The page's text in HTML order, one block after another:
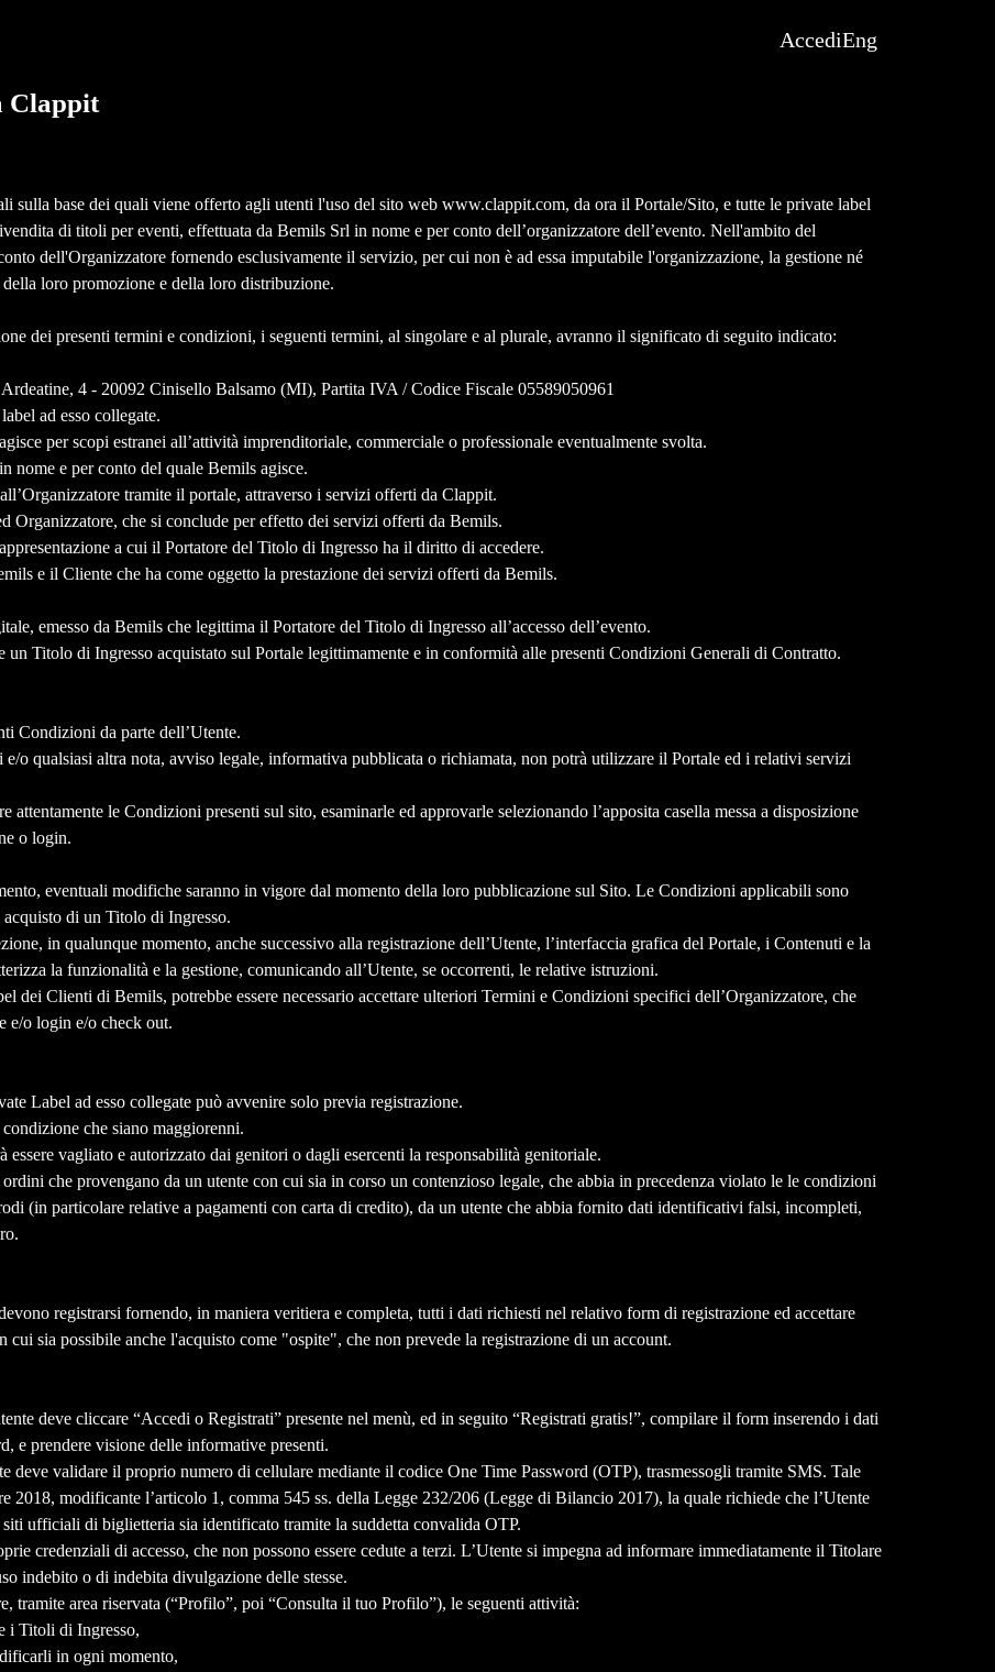
AccediEng
Clappit
sulla base dei quali viene offerto agli utenti l'uso del sito web www.clappit.com, da ora il Portale/Sito, e tutte le private label
di titoli per eventi, effettuata da Bemils Srl in nome e per conto dell’organizzatore dell’evento. Nell'ambito del
dell'Organizzatore fornendo esclusivamente il servizio, per cui non è ad essa imputabile l'organizzazione, la gestione né
loro promozione e della loro distribuzione.
dei presenti termini e condizioni, i seguenti termini, al singolare e al plurale, avranno il significato di seguito indicato:
4 - 20092 Cinisello Balsamo (MI), Partita IVA / Codice Fiscale 05589050961
ad esso collegate.
per scopi estranei all’attività imprenditoriale, commerciale o professionale eventualmente svolta.
nome e per conto del quale Bemils agisce.
tramite il portale, attraverso i servizi offerti da Clappit.
Organizzatore, che si conclude per effetto dei servizi offerti da Bemils.
a cui il Portatore del Titolo di Ingresso ha il diritto di accedere.
e il Cliente che ha come oggetto la prestazione dei servizi offerti da Bemils.
emesso da Bemils che legittima il Portatore del Titolo di Ingresso all’accesso dell’evento.
un Titolo di Ingresso acquistato sul Portale legittimamente e in conformità alle presenti Condizioni Generali di Contratto.
Condizioni da parte dell’Utente.
o qualsiasi altra nota, avviso legale, informativa pubblicata o richiamata, non potrà utilizzare il Portale ed i relativi servizi
attentamente le Condizioni presenti sul sito, esaminarle ed approvarle selezionando l’apposita casella messa a disposizione
o login.
eventuali modifiche saranno in vigore dal momento della loro pubblicazione sul Sito. Le Condizioni applicabili sono
di un Titolo di Ingresso.
in qualunque momento, anche successivo alla registrazione dell’Utente, l’interfaccia grafica del Portale, i Contenuti e la
la funzionalità e la gestione, comunicando all’Utente, se occorrenti, le relative istruzioni.
dei Clienti di Bemils, potrebbe essere necessario accettare ulteriori Termini e Condizioni specifici dell’Organizzatore, che
e/o login e/o check out.
Label ad esso collegate può avvenire solo previa registrazione.
che siano maggiorenni.
vagliato e autorizzato dai genitori o dagli esercenti la responsabilità genitoriale.
che provengano da un utente con cui sia in corso un contenzioso legale, che abbia in precedenza violato le le condizioni
(in particolare relative a pagamenti con carta di credito), da un utente che abbia fornito dati identificativi falsi, incompleti,
registrarsi fornendo, in maniera veritiera e completa, tutti i dati richiesti nel relativo form di registrazione ed accettare
sia possibile anche l'acquisto come "ospite", che non prevede la registrazione di un account.
deve cliccare “Accedi o Registrati” presente nel menù, ed in seguito “Registrati gratis!”, compilare il form inserendo i dati
e prendere visione delle informative presenti.
deve validare il proprio numero di cellulare mediante il codice One Time Password (OTP), trasmessogli tramite SMS. Tale
2018, modificante l’articolo 1, comma 545 ss. della Legge 232/206 (Legge di Bilancio 2017), la quale richiede che l’Utente
ufficiali di biglietteria sia identificato tramite la suddetta convalida OTP.
credenziali di accesso, che non possono essere cedute a terzi. L’Utente si impegna ad informare immediatamente il Titolare
indebito o di indebita divulgazione delle stesse.
tramite area riservata (“Profilo”, poi “Consulta il tuo Profilo”), le seguenti attività:
i Titoli di Ingresso,
in ogni momento,